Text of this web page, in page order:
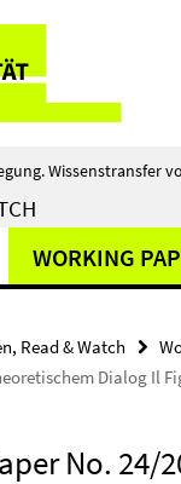
Wissenstransfer
WORKING
Read & Watch
Dialog Il
No. 24/